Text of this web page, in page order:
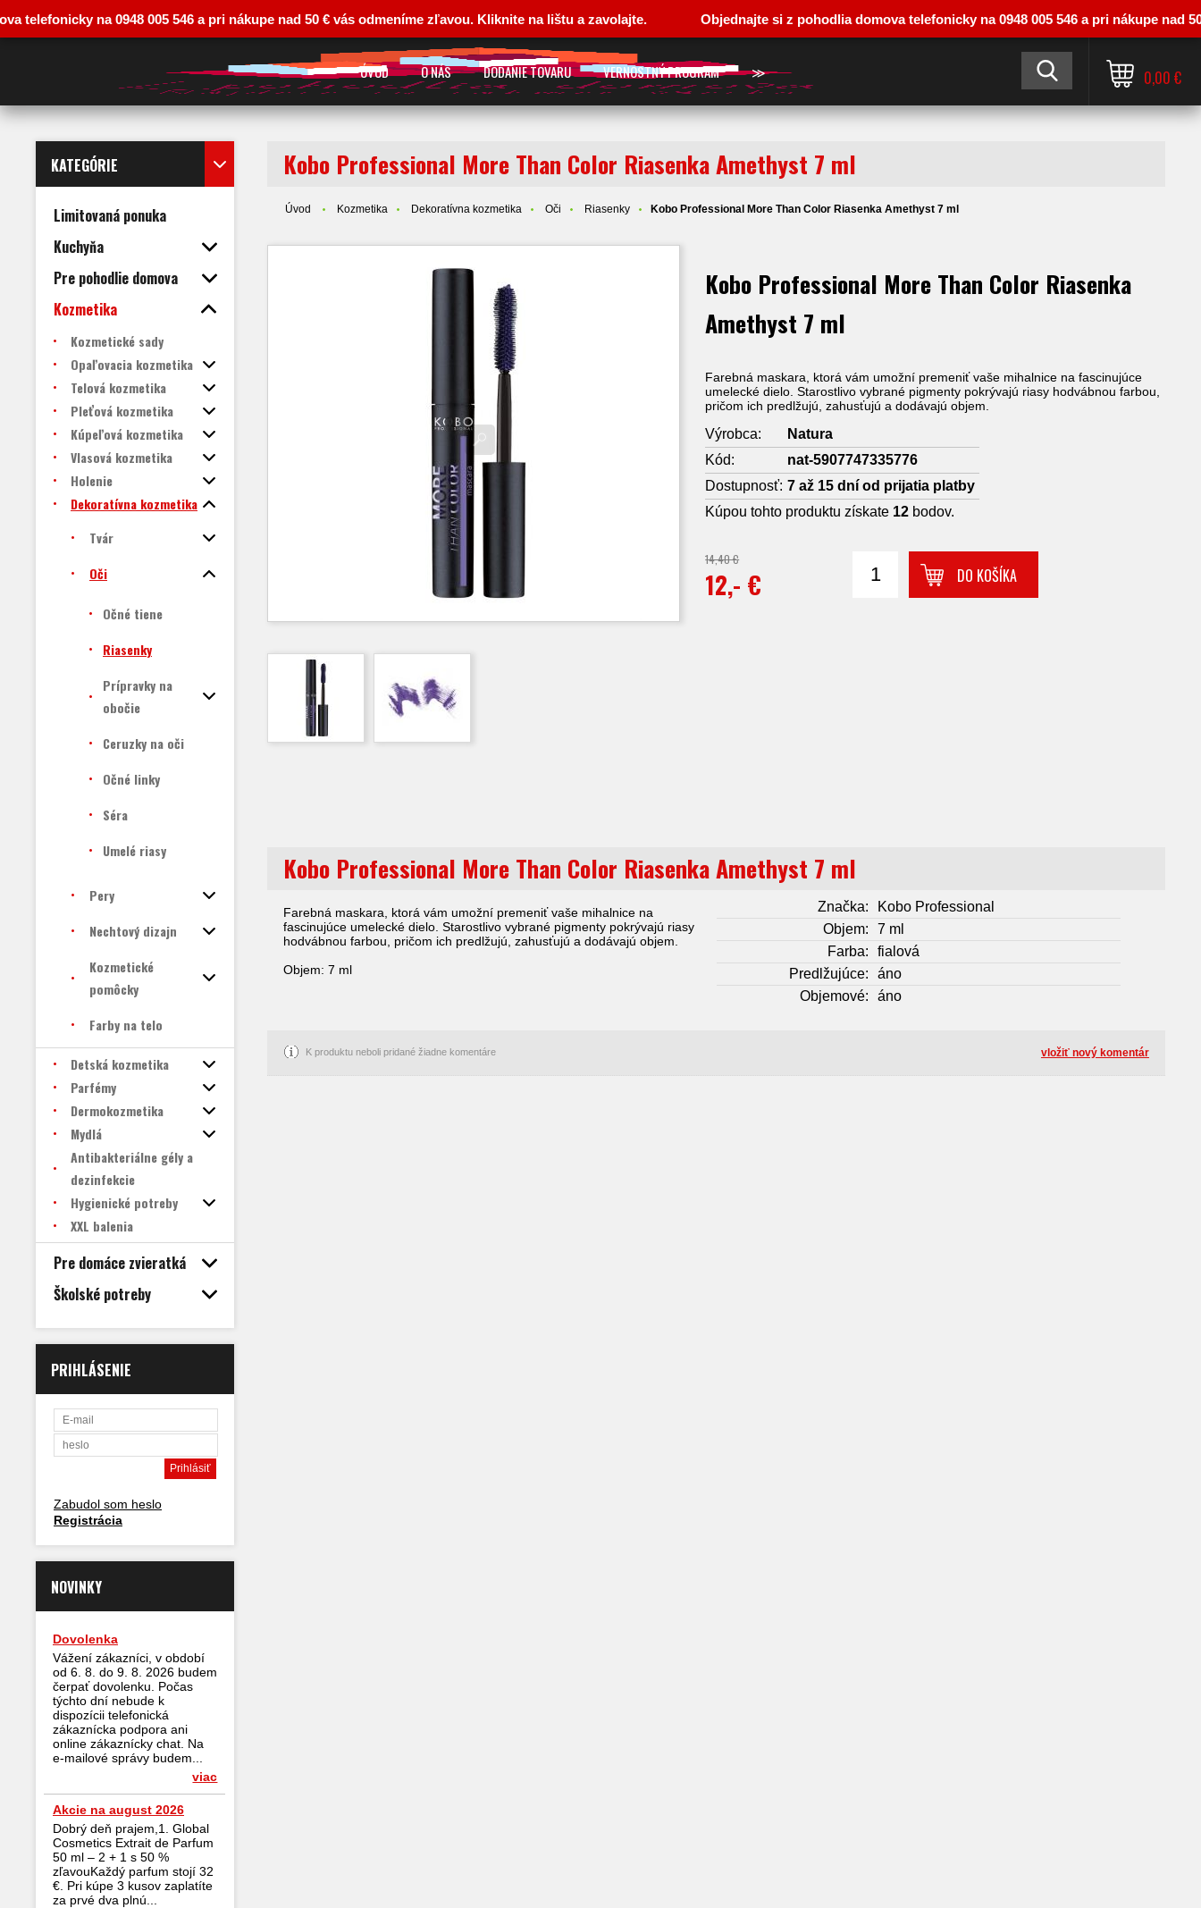
ÚVOD O NÁS DODANIE TOVARU VERNOSTNÝ PROGRAM ≫ 0,00 €
KATEGÓRIE
Limitovaná ponuka
Kuchyňa
Pre pohodlie domova
Kozmetika
Kozmetické sady
Opaľovacia kozmetika
Telová kozmetika
Pleťová kozmetika
Kúpeľová kozmetika
Vlasová kozmetika
Holenie
Dekoratívna kozmetika
Tvár
Oči
Očné tiene
Riasenky
Prípravky na
obočie
Ceruzky na oči
Očné linky
Séra
Umelé riasy
Pery
Nechtový dizajn
Kozmetické
pomôcky
Farby na telo
Detská kozmetika
Parfémy
Dermokozmetika
Mydlá
Antibakteriálne gély a
dezinfekcie
Hygienické potreby
XXL balenia
Pre domáce zvieratká
Školské potreby
PRIHLÁSENIE
Zabudol som heslo
Registrácia
NOVINKY
Dovolenka
Vážení zákazníci, v období
od 6. 8. do 9. 8. 2026 budem
čerpať dovolenku. Počas
týchto dní nebude k
dispozícii telefonická
zákaznícka podpora ani
online zákaznícky chat. Na
e-mailové správy budem...
viac
Akcie na august 2026
Dobrý deň prajem,1. Global
Cosmetics Extrait de Parfum
50 ml – 2 + 1 s 50 %
zľavouKaždý parfum stojí 32
€. Pri kúpe 3 kusov zaplatíte
za prvé dva plnú...
Kobo Professional More Than Color Riasenka Amethyst 7 ml
Úvod Kozmetika Dekoratívna kozmetika Oči Riasenky Kobo Professional More Than Color Riasenka Amethyst 7 ml
Kobo Professional More Than Color Riasenka
Amethyst 7 ml
Farebná maskara, ktorá vám umožní premeniť vaše mihalnice na fascinujúce
umelecké dielo. Starostlivo vybrané pigmenty pokrývajú riasy hodvábnou farbou,
pričom ich predlžujú, zahusťujú a dodávajú objem.
Výrobca:
Natura
Kód:
nat-5907747335776
Dostupnosť: 7 až 15 dní od prijatia platby
Kúpou tohto produktu získate 12 bodov.
14,40 €
12,- € DO KOŠÍKA
Kobo Professional More Than Color Riasenka Amethyst 7 ml
Farebná maskara, ktorá vám umožní premeniť vaše mihalnice na
fascinujúce umelecké dielo. Starostlivo vybrané pigmenty pokrývajú riasy
hodvábnou farbou, pričom ich predlžujú, zahusťujú a dodávajú objem.
Objem: 7 ml
Značka:
Kobo Professional
Objem:
7 ml
Farba:
fialová
Predlžujúce:
áno
Objemové:
áno
K produktu neboli pridané žiadne komentáre vložiť nový komentár
na 0948 005 546 a pri nákupe nad 50 € vás odmeníme zľavou. Kliknite na lištu a zavolajte. Objednajte si z pohodlia domova telefonicky na 0948 005 546 a pri nákupe nad 50 €